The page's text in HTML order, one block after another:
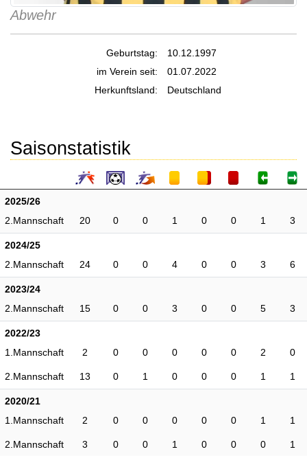
Abwehr
Geburtstag:
10.12.1997
im Verein seit:
01.07.2022
Herkunftsland:
Deutschland
Saisonstatistik
2025/26
2.Mannschaft
20 0 0 1 0 0 1 3
2024/25
2.Mannschaft
24 0 0 4 0 0 3 6
2023/24
2.Mannschaft
15 0 0 3 0 0 5 3
2022/23
1.Mannschaft
2 0 0 0 0 0 2 0
2.Mannschaft 13 0 1 0 0 0 1 1
2020/21
1.Mannschaft
2 0 0 0 0 0 1 1
2.Mannschaft 3 0 0 1 0 0 0 1